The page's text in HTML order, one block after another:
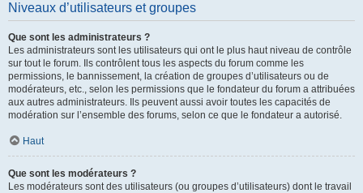
Niveaux d’utilisateurs et groupes
Que sont les administrateurs ?
Les administrateurs sont les utilisateurs qui ont le plus haut niveau de contrôle
sur tout le forum. Ils contrôlent tous les aspects du forum comme les
permissions, le bannissement, la création de groupes d’utilisateurs ou de
modérateurs, etc., selon les permissions que le fondateur du forum a attribuées
aux autres administrateurs. Ils peuvent aussi avoir toutes les capacités de
modération sur l’ensemble des forums, selon ce que le fondateur a autorisé.
Haut
Que sont les modérateurs ?
Les modérateurs sont des utilisateurs (ou groupes d’utilisateurs) dont le travail